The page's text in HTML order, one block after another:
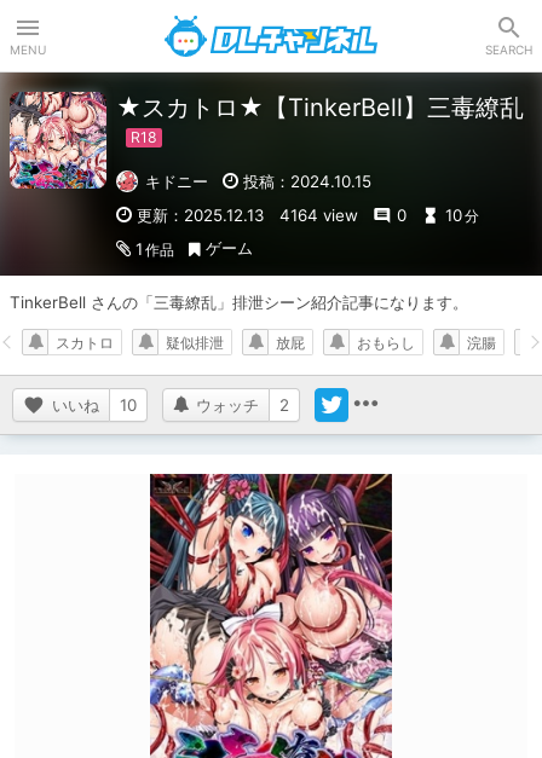
MENU SEARCH
★スカトロ★【TinkerBell】三毒繚乱
キドニー
投稿：2024.10.15
更新：2025.12.13
4164 view 0 10分
1 作品 ゲーム
TinkerBell さんの「三毒繚乱」排泄シーン紹介記事になります。
いいね 10 ウォッチ 2
スカトロ 疑似排泄 放屁 おもらし 浣腸